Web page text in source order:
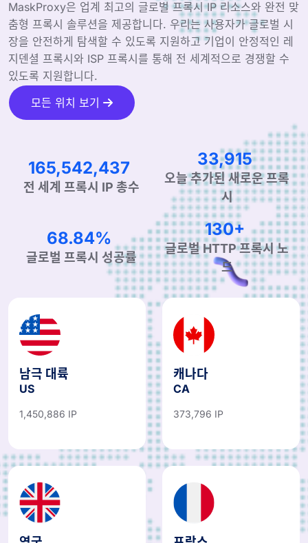
MaskProxy은 업계 최고의 글로벌 프록시 IP 리소스와 완전 맞
춤형 프록시 솔루션을 제공합니다. 우리는 사용자가 글로벌 시
장을 안전하게 탐색할 수 있도록 지원하고 기업이 안정적인 레
지덴셜 프록시와 ISP 프록시를 통해 전 세계적으로 경쟁할 수
있도록 지원합니다.
모든 위치 보기
240,214,980
전 세계 프록시 IP 총수
49,214
오늘 추가된 새로운 프록
시
99.90%
글로벌 프록시 성공률
190+
글로벌 HTTP 프록시 노
드
남극 대륙
US
1,450,886 IP
캐나다
CA
373,796 IP